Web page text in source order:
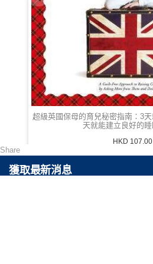
超級英國保母的育兒秘密指南：3
天就能建立良好的睡
HKD 107.00
Share
獲取最新消息